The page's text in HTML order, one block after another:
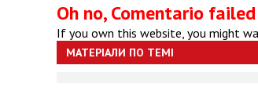
Oh no, Comentario
If you own this website, you might
МАТЕРІАЛИ ПО ТЕМІ